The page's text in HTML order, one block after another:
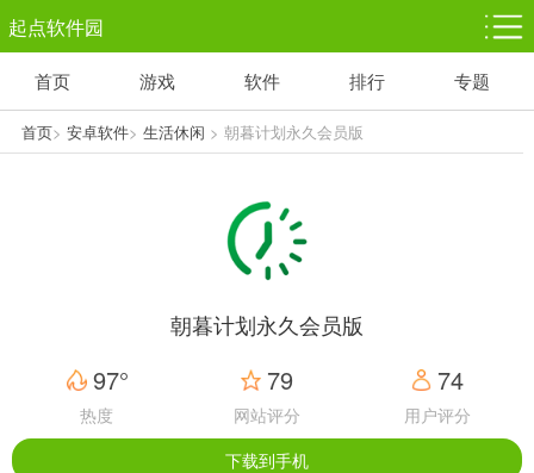
起点软件园
塔防游戏
1千+款游戏
休闲益智
1万+款游戏
体育竞技
5百+款游戏
3百+款游戏
首页 游戏 软件 排行 专题
首页> 安卓软件> 生活休闲 > 朝暮计划永久会员版
朝暮计划永久会员版
97°
热度
79
网站评分
74
用户评分
下载到手机